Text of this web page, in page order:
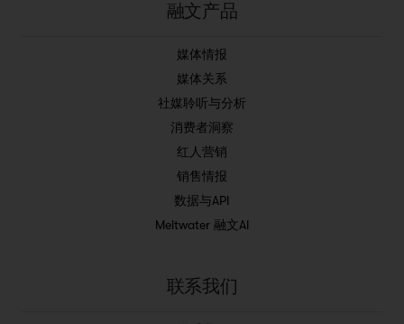
融文产品
媒体情报
媒体关系
社媒聆听与分析
消费者洞察
红人营销
销售情报
数据与API
Meltwater 融文AI
联系我们